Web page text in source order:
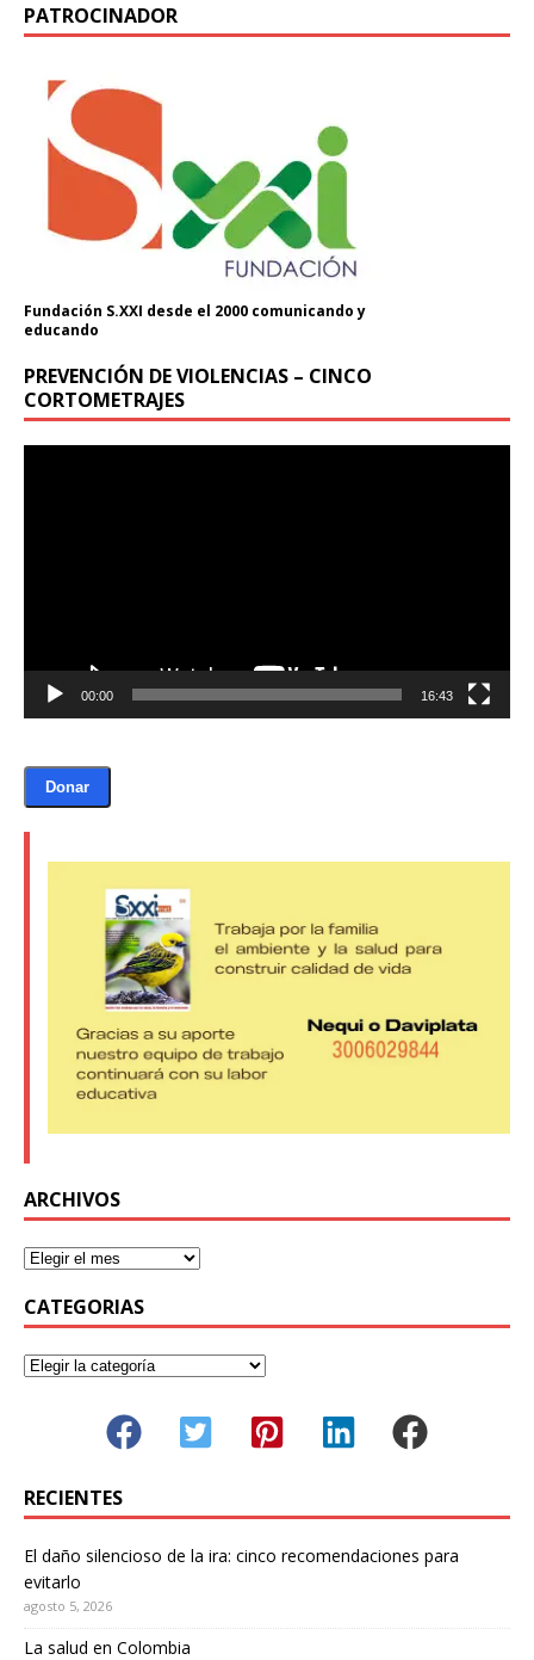
PATROCINADOR
Fundación S.XXI desde el 2000 comunicando y
educando
PREVENCIÓN DE VIOLENCIAS – CINCO
CORTOMETRAJES
00:00 16:43
Donar
ARCHIVOS
CATEGORIAS
RECIENTES
El daño silencioso de la ira: cinco recomendaciones para
evitarlo
agosto 5, 2026
La salud en Colombia